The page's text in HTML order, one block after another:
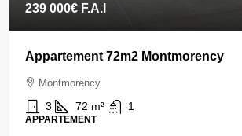
239 000€ F.A.I
Appartement 72m2 Montmorency
Montmorency
3 72 m² 1
APPARTEMENT